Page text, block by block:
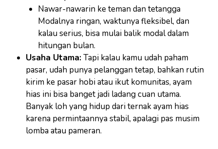
Nawar-nawarin ke teman dan tetangga
Modalnya ringan, waktunya fleksibel, dan
kalau serius, bisa mulai balik modal dalam
hitungan bulan.
Usaha Utama:Tapi kalau kamu udah paham
pasar, udah punya pelanggan tetap, bahkan rutin
kirim ke pasar hobi atau ikut komunitas, ayam
hias ini bisa banget jadi ladang cuan utama.
Banyak loh yang hidup dari ternak ayam hias
karena permintaannya stabil, apalagi pas musim
lomba atau pameran.